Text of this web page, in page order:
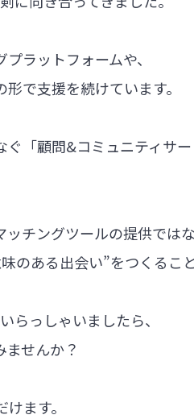
ラットフォームや、
で支援を続けています。
「顧問&コミュニティサ
チングツールの提供では
のある出会い”をつくるこ
っしゃいましたら、
せんか？
ます。